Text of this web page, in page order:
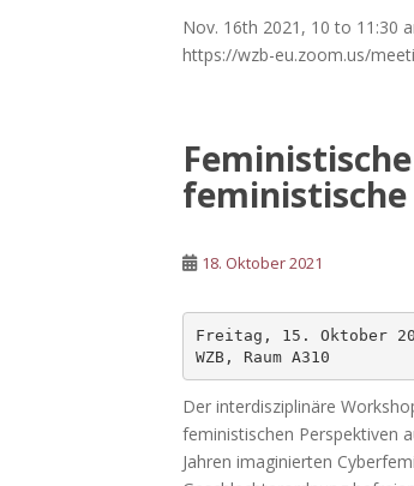
Nov. 16th 2021, 10 to 11:30
https://wzb-eu.zoom.us/
18. Oktober 2021
Freitag, 15. Oktober
WZB, Raum A310
Der interdisziplinäre
feministischen Perspektiven
Jahren imaginierten